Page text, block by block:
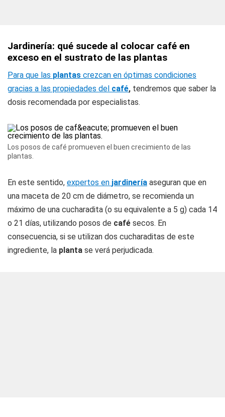
Jardinería: qué sucede al colocar café en
exceso en el sustrato de las plantas
Para que las plantas crezcan en óptimas condiciones
gracias a las propiedades del café, tendremos que saber la
dosis recomendada por especialistas.
Los posos de café promueven el buen crecimiento de las
plantas.
En este sentido, expertos en jardinería aseguran que en
una maceta de 20 cm de diámetro, se recomienda un
máximo de una cucharadita (o su equivalente a 5 g) cada 14
o 21 días, utilizando posos de café secos. En
consecuencia, si se utilizan dos cucharaditas de este
ingrediente, la planta se verá perjudicada.